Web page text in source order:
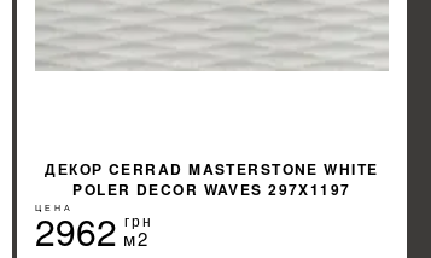
ДЕКОР CERRAD MASTERSTONE WHITE
POLER DECOR WAVES 297X1197
ЦЕНА
2962 грн
м2